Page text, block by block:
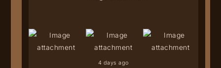
4 days ago